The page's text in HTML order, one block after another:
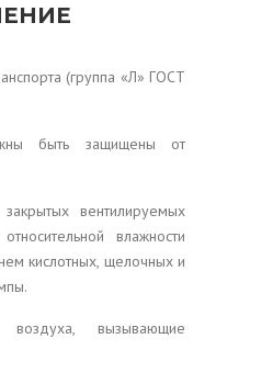
(группа «Л» ГОСТ
быть защищены от
вентилируемых
влажности
кислотных, щелочных и
вызывающие